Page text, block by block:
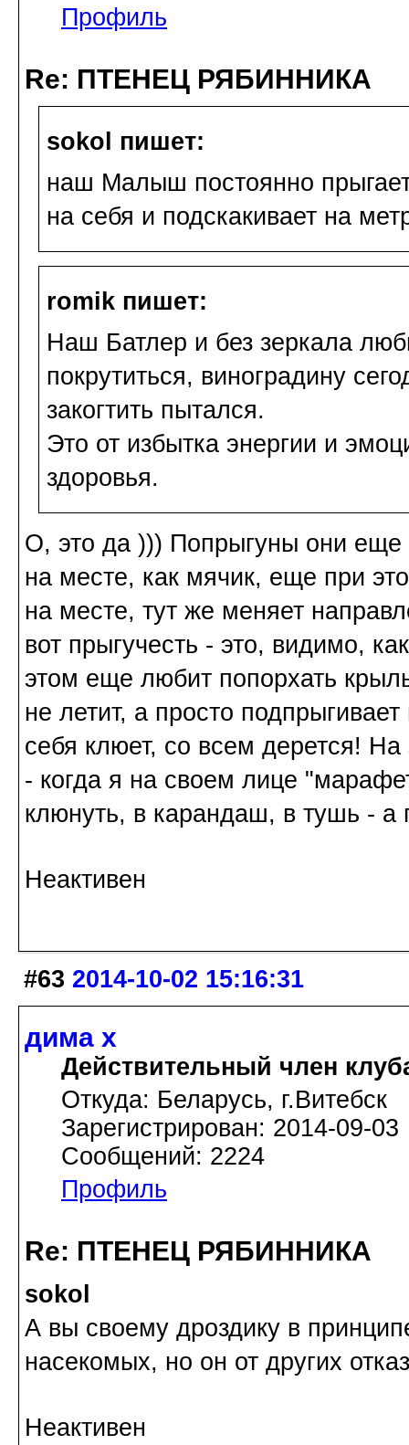
Профиль
Re: ПТЕНЕЦ РЯБИННИКА
sokol пишет:
наш Малыш постоянно
на себя и подскакивает на
romik пишет:
Наш Батлер и без зеркала
покрутиться, виноградину
закогтить пытался.
Это от избытка энергии и
здоровья.
О, это да ))) Попрыгуны они
на месте, как мячик, еще при
на месте, тут же меняет
вот прыгучесть - это, видимо,
этом еще любит попорхать
не летит, а просто
себя клюет, со всем дерется!
- когда я на своем лице
клюнуть, в карандаш, в тушь - а
Неактивен
#63 2014-10-02 15:16:31
дима х
Действительный член
Откуда: Беларусь, г.Витебск
Зарегистрирован: 2014-09-03
Сообщений: 2224
Профиль
Re: ПТЕНЕЦ РЯБИННИКА
sokol
А вы своему дроздику в
насекомых, но он от других
Неактивен